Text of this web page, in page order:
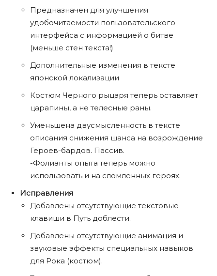
Предназначен для улучшения
удобочитаемости пользовательского
интерфейса с информацией о битве
(меньше стен текста!)
Дополнительные изменения в тексте
японской локализации
Костюм Черного рыцаря теперь оставляет
царапины, а не телесные раны.
Уменьшена двусмысленность в тексте
описания снижения шанса на возрождение
Героев-бардов. Пассив.
-Фолианты опыта теперь можно
использовать и на сломленных героях.
Исправления
Добавлены отсутствующие текстовые
клавиши в Путь доблести.
Добавлены отсутствующие анимация и
звуковые эффекты специальных навыков
для Рока (костюм).